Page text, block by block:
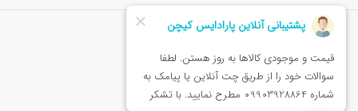
درباره‌ ما
تماس باما
خدمات مشتریان